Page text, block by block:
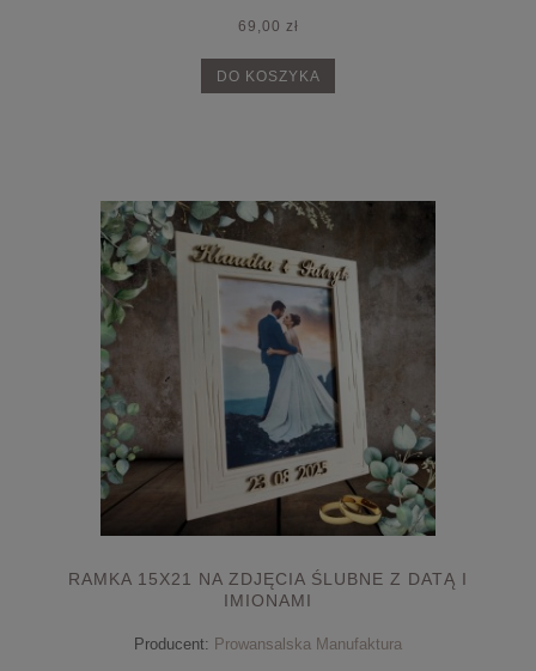
69,00 zł
DO KOSZYKA
RAMKA 15X21 NA ZDJĘCIA ŚLUBNE Z DATĄ I
IMIONAMI
Producent: Prowansalska Manufaktura